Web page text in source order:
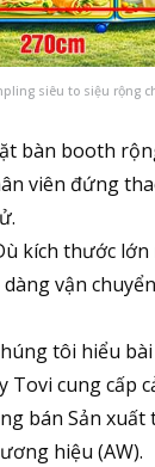
siêu to siệu rộng
bàn booth
viên đứng
kích thước lớn
vận
tôi hiểu
cung cấp
bán Sản xuất
hiệu (AW).